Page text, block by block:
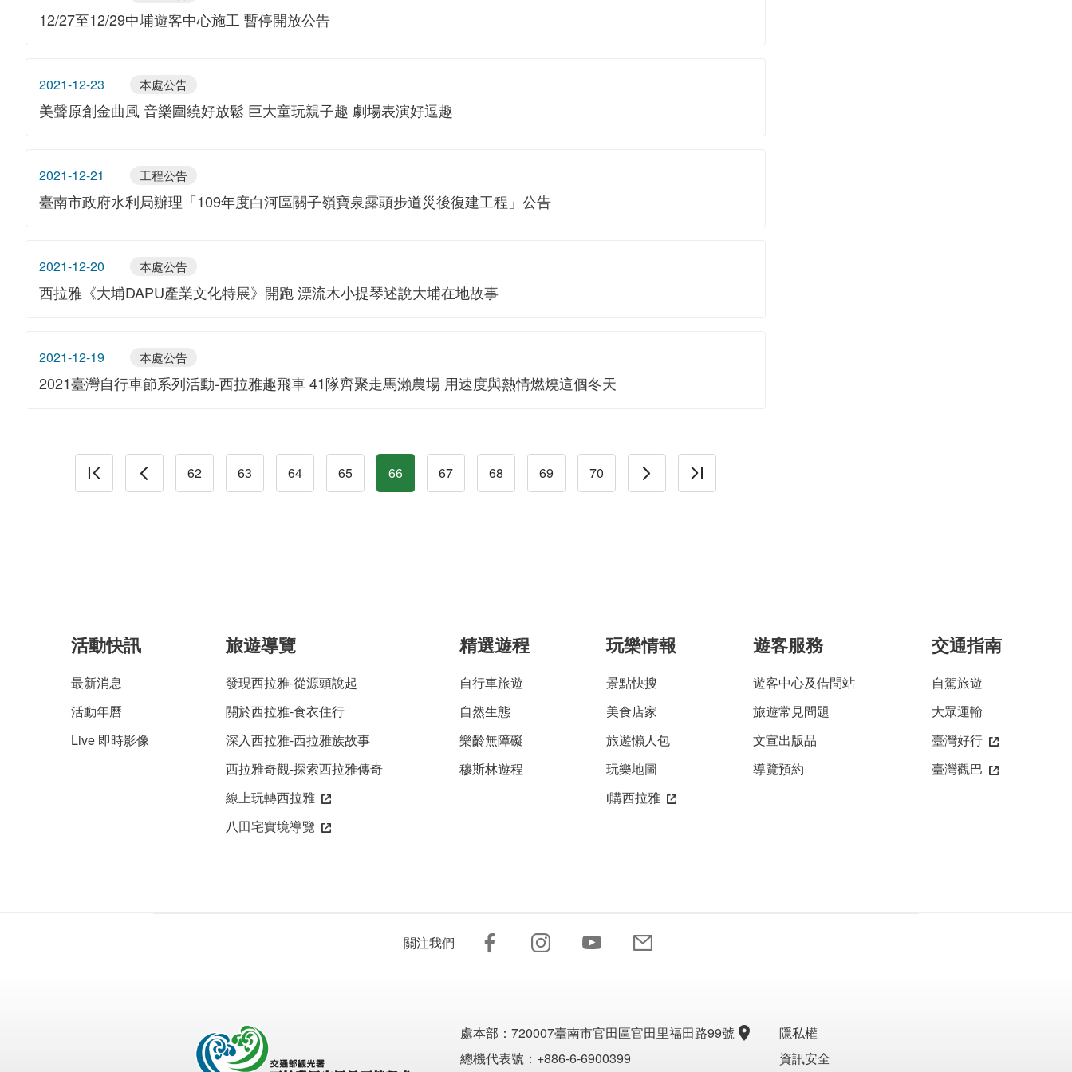
12/27至12/29中埔遊客中心施工 暫停開放公告
2021-12-23 本處公告
美聲原創金曲風 音樂圍繞好放鬆 巨大童玩親子趣 劇場表演好逗趣
2021-12-21 工程公告
臺南市政府水利局辦理「109年度白河區關子嶺寶泉露頭步道災後復建工程」公告
2021-12-20 本處公告
西拉雅《大埔DAPU產業文化特展》開跑 漂流木小提琴述說大埔在地故事
2021-12-19 本處公告
2021臺灣自行車節系列活動-西拉雅趣飛車 41隊齊聚走馬瀨農場 用速度與熱情燃燒這個冬天
62 63 64 65 66 67 68 69 70
活動快訊
最新消息
活動年曆
Live 即時影像
旅遊導覽
發現西拉雅-從源頭說起
關於西拉雅-食衣住行
深入西拉雅-西拉雅族故事
西拉雅奇觀-探索西拉雅傳奇
線上玩轉西拉雅
八田宅實境導覽
精選遊程
自行車旅遊
自然生態
樂齡無障礙
穆斯林遊程
玩樂情報
景點快搜
美食店家
旅遊懶人包
玩樂地圖
i購西拉雅
遊客服務
遊客中心及借問站
旅遊常見問題
文宣出版品
導覽預約
交通指南
自駕旅遊
大眾運輸
臺灣好行
臺灣觀巴
關注我們
處本部： 720007臺南市官田區官田里福田路99號
總機代表號：+886-6-6900399
隱私權
資訊安全